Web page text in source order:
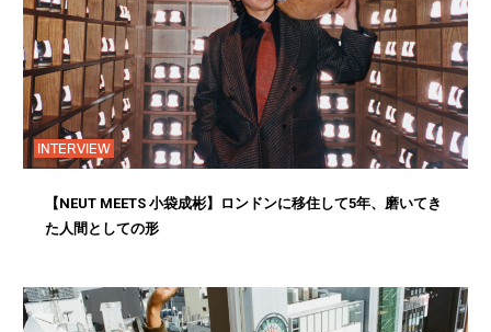
INTERVIEW
【NEUT MEETS 小袋成彬】ロンドンに移住して5年、磨いてき
た人間としての形